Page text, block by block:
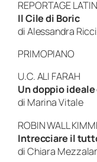
REPORTAGE
Il Cile di Boric
di Alessandra
PRIMOPIANO
U.C. ALI FARAH
Un doppio
di Marina Vitale
ROBIN WALL
Intrecciare il
di Chiara